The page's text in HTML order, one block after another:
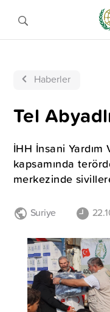
Haberler
Tel
İHH İnsani Yardım
kapsamında
merkezinde
Suriye